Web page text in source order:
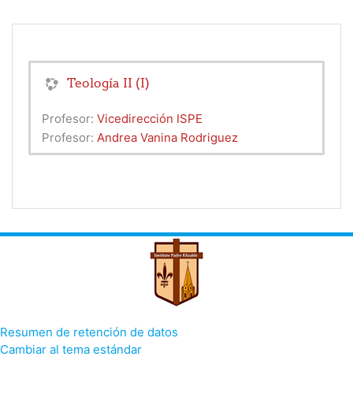
Teología II (I)
Profesor: Vicedirección ISPE
Profesor: Andrea Vanina Rodriguez
Resumen de retención de datos
Cambiar al tema estándar